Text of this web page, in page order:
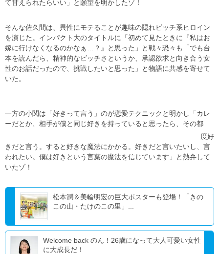
て甘えられたらいい」と願望を明かしたゾ！
そんな佐久間は、異性にモテることが趣味の隠れビッチ系ヒロイン
を演じた。インパクト大のタイトルに「初めて見たときに『私はお
嫁に行けなくなるのかなぁ…？』と思った」と戦々恐々も「でも台
本を読んだら、精神的なビッチさというか、承認欲求と向き合う女
性のお話だったので、挑戦したいと思った」と物語に共感を寄せて
いた。
一方の小関は「好きって言う」のが恋愛テクニックと明かし「カレ
ーだとか、相手が僕と同じ好きを持っていると思ったら、その都
度好
きだと言う。すると好きな魔法にかかる。好きだと言いたいし、言
われたい。僕は好きという言葉の魔法を信じています」と熱弁して
いたゾ！
松本潤＆美輪明宏の巨大ポスターも登場！「きの
この山・たけのこの里」...
Welcome back のん！26歳になって大人可愛い女性
に大成長だ！